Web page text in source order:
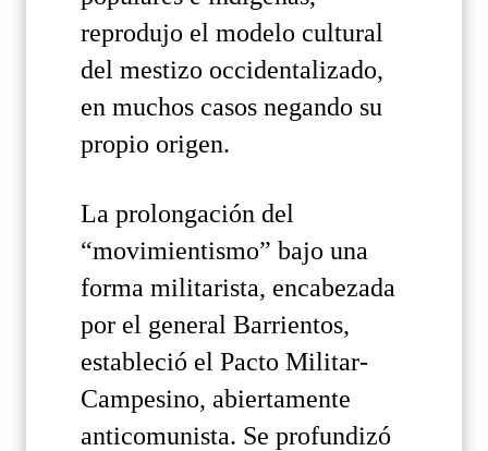
reprodujo el modelo cultural
del mestizo occidentalizado,
en muchos casos negando su
propio origen.
La prolongación del
“movimientismo” bajo una
forma militarista, encabezada
por el general Barrientos,
estableció el Pacto Militar-
Campesino, abiertamente
anticomunista. Se profundizó